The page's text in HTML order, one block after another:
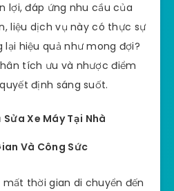
lợi, đáp ứng nhu cầu của
liệu dịch vụ này có thực sự
hiệu quả như mong đợi?
tích ưu và nhược điểm
định sáng suốt.
Xe Máy Tại Nhà
Và Công Sức
mất thời gian di chuyển đến